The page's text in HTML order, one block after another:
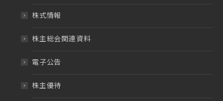
株式情報
株主総会関連資料
電子公告
株主優待